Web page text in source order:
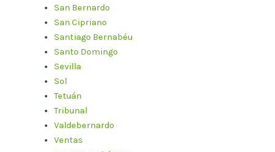
San Bernardo
San Cipriano
Santiago Bernabéu
Santo Domingo
Sevilla
Sol
Tetuán
Tribunal
Valdebernardo
Ventas